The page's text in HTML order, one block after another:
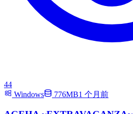
44
Windows
776MB1 个月前